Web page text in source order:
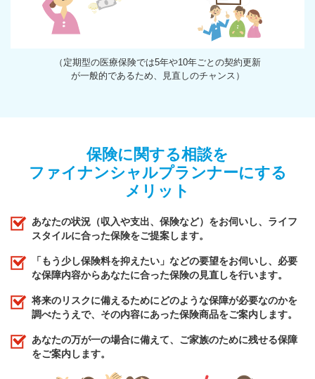
（定期型の医療保険では5年や10年ごとの契約更新
が一般的であるため、見直しのチャンス）
保険に関する相談を
ファイナンシャルプランナーにする
メリット
あなたの状況（収入や支出、保険など）をお伺いし、ライフ
スタイルに合った保険をご提案します。
「もう少し保険料を抑えたい」などの要望をお伺いし、必要
な保障内容からあなたに合った保険の見直しを行います。
将来のリスクに備えるためにどのような保障が必要なのかを
調べたうえで、その内容にあった保険商品をご案内します。
あなたの万が一の場合に備えて、ご家族のために残せる保障
をご案内します。